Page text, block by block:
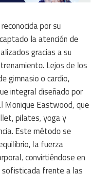
por su
la atención de
gracias a su
Lejos de los
gimnasio o cardio,
integral diseñado por
Monique Eastwood, que
pilates, yoga y
Este método se
la fuerza
convirtiéndose en
frente a las